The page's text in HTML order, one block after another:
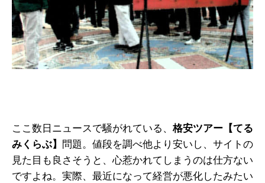
ここ数日ニュースで騒がれている、 格安ツアー【てる
みくらぶ】
問題。値段を調べ他より安いし、サイトの
見た目も良さそうと、心惹かれてしまうのは仕方ない
ですよね。実際、最近になって経営が悪化したみたい